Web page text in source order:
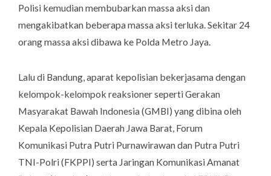
Polisi kemudian membubarkan massa aksi dan
mengakibatkan beberapa massa aksi terluka. Sekitar 24
orang massa aksi dibawa ke Polda Metro Jaya.
Lalu di Bandung, aparat kepolisian bekerjasama dengan
kelompok-kelompok reaksioner seperti Gerakan
Masyarakat Bawah Indonesia (GMBI) yang dibina oleh
Kepala Kepolisian Daerah Jawa Barat, Forum
Komunikasi Putra Putri Purnawirawan dan Putra Putri
TNI-Polri (FKPPI) serta Jaringan Komunikasi Amanat